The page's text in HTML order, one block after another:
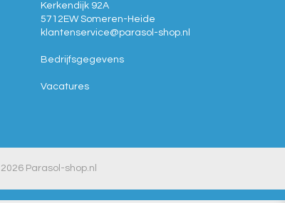
Kerkendijk 92A
5712EW Someren-Heide
klantenservice@parasol-shop.nl
Bedrijfsgegevens
Vacatures
Parasol-shop.nl